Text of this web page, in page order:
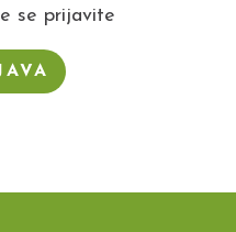
se prijavite